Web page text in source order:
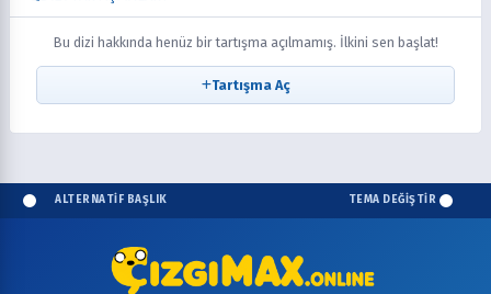
Bu dizi hakkında henüz bir tartışma açılmamış. İlkini sen başlat!
Tartışma Aç
ALTERNATİF BAŞLIK TEMA DEĞİŞTİR